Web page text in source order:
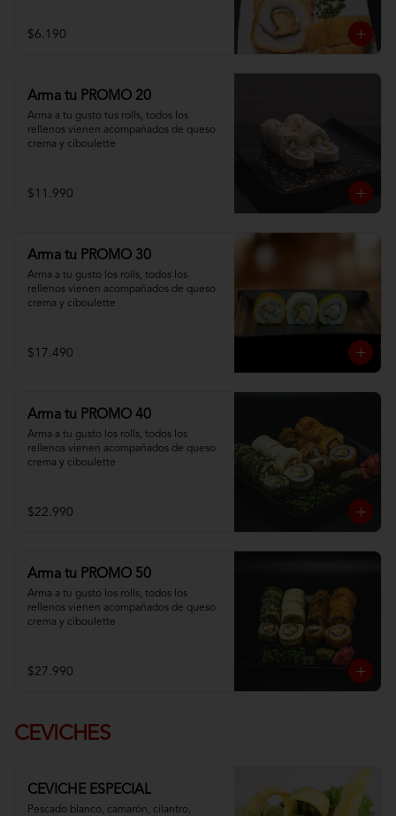
$6.190
Arma tu PROMO 20
Arma a tu gusto tus rolls, todos los
rellenos vienen acompañados de queso
crema y ciboulette
$11.990
Arma tu PROMO 30
Arma a tu gusto los rolls, todos los
rellenos vienen acompañados de queso
crema y ciboulette
$17.490
Arma tu PROMO 40
Arma a tu gusto los rolls, todos los
rellenos vienen acompañados de queso
crema y ciboulette
$22.990
Arma tu PROMO 50
Arma a tu gusto los rolls, todos los
rellenos vienen acompañados de queso
crema y ciboulette
$27.990
CEVICHES
CEVICHE ESPECIAL
Pescado blanco, camarón, cilantro,